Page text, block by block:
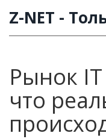
Z-NET -
Рынок IT
что